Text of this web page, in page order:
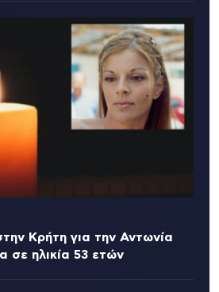
Κρήτη για την Αντωνία
σε ηλικία 53 ετών